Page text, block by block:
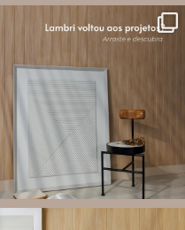
O lambri é um revestimento versátil
painéis decorativos e diversas
composições para valorizar o
ambiente!
Jul 27
87 8